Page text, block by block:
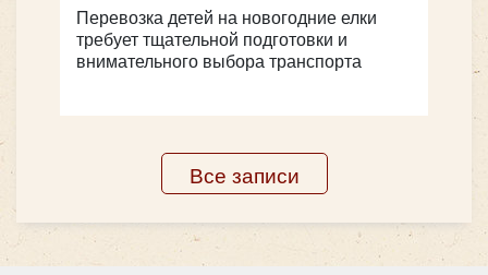
Количество мест:28
Цена от:2000 руб/час
Перевозка детей на новогодние елки
требует тщательной подготовки и
внимательного выбора транспорта
Все записи